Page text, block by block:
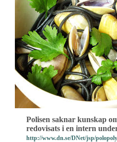
Polisen saknar kunskap
redovisats i en intern
http://www.dn.se/DNet/jsp/